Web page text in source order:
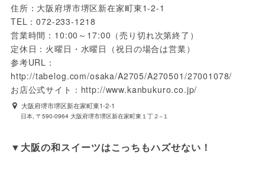
住所：大阪府堺市堺区新在家町東1-2-1
TEL：072-233-1218
営業時間：10:00～17:00（売り切れ次第終了）
定休日：火曜日・水曜日（祝日の場合は営業）
参考URL：
http://tabelog.com/osaka/A2705/A270501/27001078/
お店公式サイト：http://www.kanbukuro.co.jp/
大阪府堺市堺区新在家町東1-2-1
日本, 〒590-0964 大阪府堺市堺区新在家町東１丁２−１
▼大阪の和スイーツはこっちもハズせない！